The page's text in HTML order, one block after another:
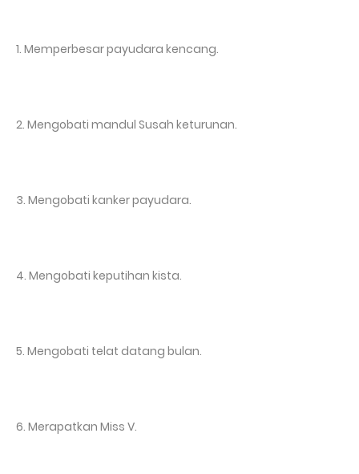
1. Memperbesar payudara kencang.
2. Mengobati mandul Susah keturunan.
3. Mengobati kanker payudara.
4. Mengobati keputihan kista.
5. Mengobati telat datang bulan.
6. Merapatkan Miss V.